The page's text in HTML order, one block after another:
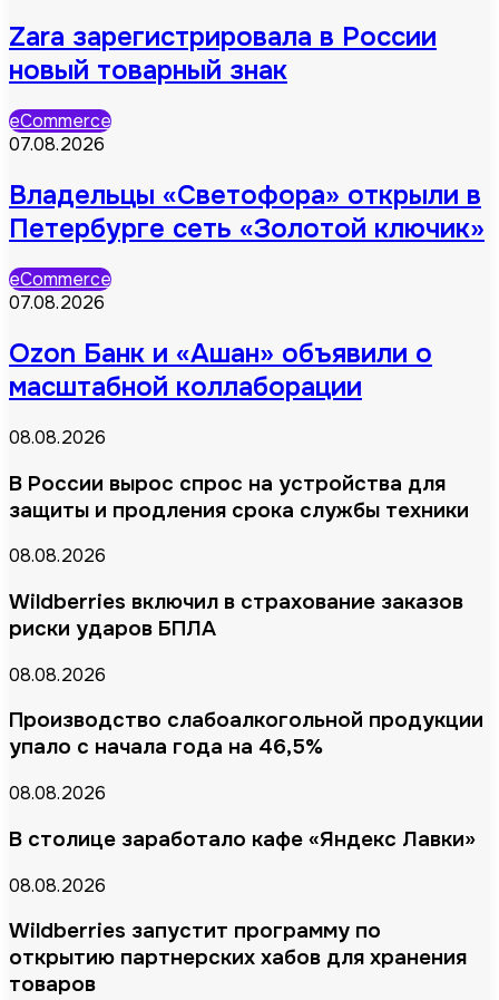
Zara зарегистрировала в России
новый товарный знак
eCommerce
07.08.2026
Владельцы «Светофора» открыли в
Петербурге сеть «Золотой ключик»
eCommerce
07.08.2026
Ozon Банк и «Ашан» объявили о
масштабной коллаборации
08.08.2026
В России вырос спрос на устройства для
защиты и продления срока службы техники
08.08.2026
Wildberries включил в страхование заказов
риски ударов БПЛА
08.08.2026
Производство слабоалкогольной продукции
упало с начала года на 46,5%
08.08.2026
В столице заработало кафе «Яндекс Лавки»
08.08.2026
Wildberries запустит программу по
открытию партнерских хабов для хранения
товаров